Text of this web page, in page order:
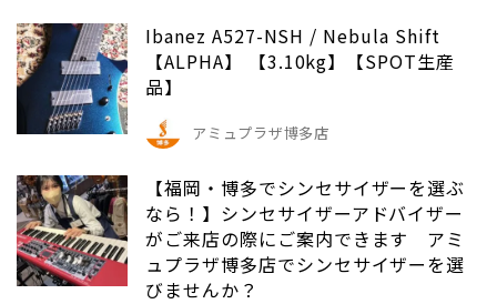
Ibanez A527-NSH / Nebula Shift
【ALPHA】 【3.10kg】【SPOT生産
品】
アミュプラザ博多店
【福岡・博多でシンセサイザーを選ぶ
なら！】シンセサイザーアドバイザー
がご来店の際にご案内できます アミ
ュプラザ博多店でシンセサイザーを選
びませんか？